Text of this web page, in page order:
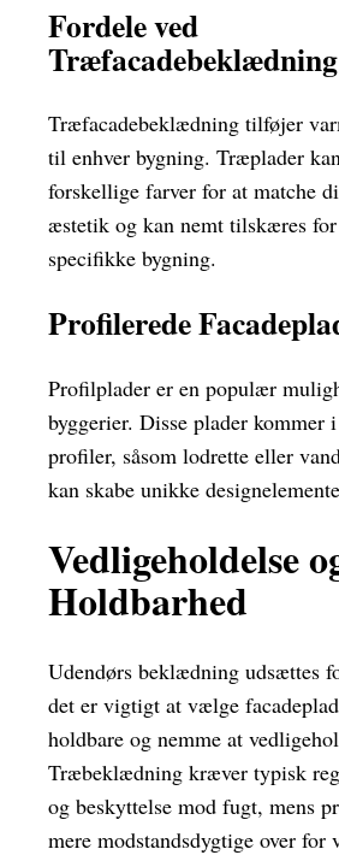
Fordele ved
Træfacadebeklædning
Træfacadebeklædning tilføjer
til enhver bygning. Træplader
forskellige farver for at matche
æstetik og kan nemt tilskæres
specifikke bygning.
Profilerede
Profilplader er en populær
byggerier. Disse plader kommer
profiler, såsom lodrette eller
kan skabe unikke
Vedligeholdelse
Holdbarhed
Udendørs beklædning udsættes
det er vigtigt at vælge
holdbare og nemme at
Træbeklædning kræver typisk
og beskyttelse mod fugt, mens
mere modstandsdygtige over for